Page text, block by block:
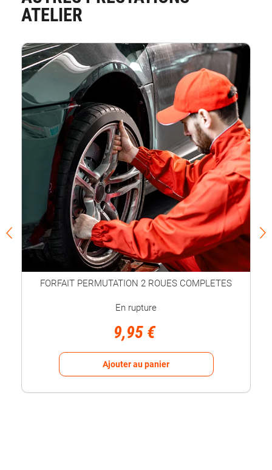
ATELIER
FORFAIT PERMUTATION 2 ROUES COMPLETES
En rupture
9,95 €
Ajouter au panier